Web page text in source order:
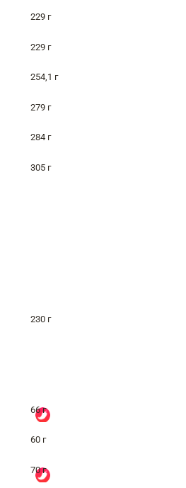
229 г
229 г
254,1 г
279 г
284 г
305 г
230 г
66 г
60 г
70 г